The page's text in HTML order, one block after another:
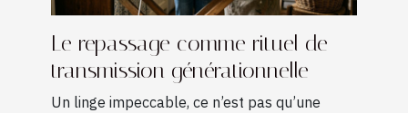
Le repassage comme rituel de
transmission générationnelle
Un linge impeccable, ce n’est pas qu’une